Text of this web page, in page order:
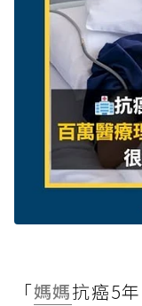
「媽媽抗癌5